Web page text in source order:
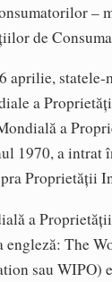
–
de
aprilie, statele-
a
a
1970, a intrat
Proprietății
a
The
sau WIPO)